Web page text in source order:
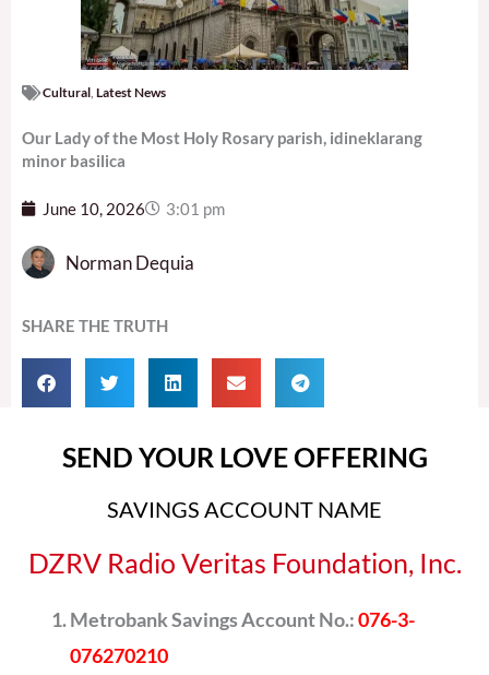
Cultural Latest News
Our Lady of the Most Holy Rosary parish, idineklarang
minor basilica
June 10, 2026 3:01 pm
Norman Dequia
SHARE THE TRUTH
SEND YOUR LOVE OFFERING
SAVINGS ACCOUNT NAME
DZRV Radio Veritas Foundation, Inc.
Metrobank Savings Account No.:076-3-
076270210